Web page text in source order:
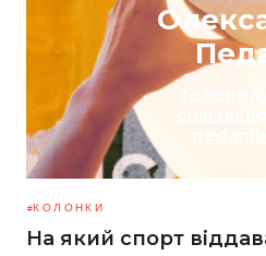
КОЛОНКИ
На який спорт